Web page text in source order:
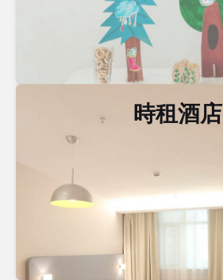
時租酒店